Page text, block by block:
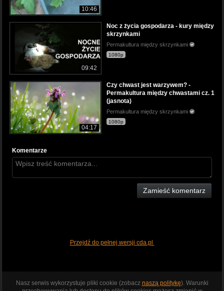
10:46
09:42
Noc z życia gospodarza - kury między
skrzynkami
Permakultura między skrzynkami
1080p
04:17
Czy chwast jest warzywem? -
Permakultura między chwastami cz. 1
(jasnota)
Permakultura między skrzynkami
1080p
Komentarze
Zamieść komentarz
Przejdź do pełnej wersji cda.pl
Nasz serwis wykorzystuje pliki cookie (zobacz naszą politykę). Warunki